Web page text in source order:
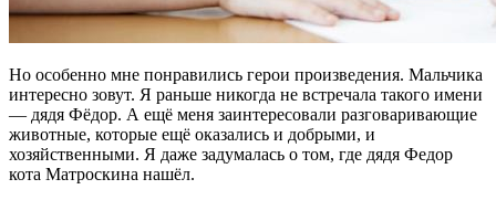
Но особенно мне понравились герои произведения. Мальчика
интересно зовут. Я раньше никогда не встречала такого имени
— дядя Фёдор. А ещё меня заинтересовали разговаривающие
животные, которые ещё оказались и добрыми, и
хозяйственными. Я даже задумалась о том, где дядя Федор
кота Матроскина нашёл.